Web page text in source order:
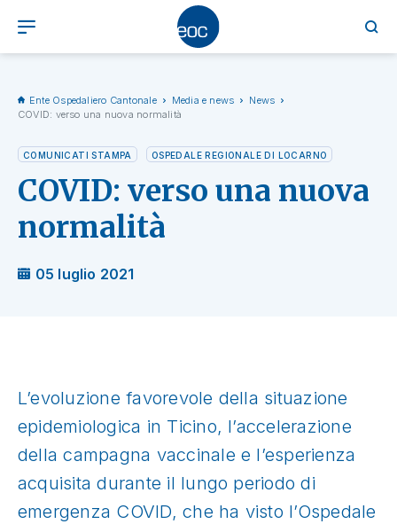
Ente Ospedaliero Cantonale Media e news
News
COVID: verso una nuova normalità
COMUNICATI STAMPA OSPEDALE REGIONALE DI LOCARNO
COVID: verso una nuova
normalità
05 luglio 2021
L’evoluzione favorevole della situazione
epidemiologica in Ticino, l’accelerazione
della campagna vaccinale e l’esperienza
acquisita durante il lungo periodo di
emergenza COVID, che ha visto l’Ospedale